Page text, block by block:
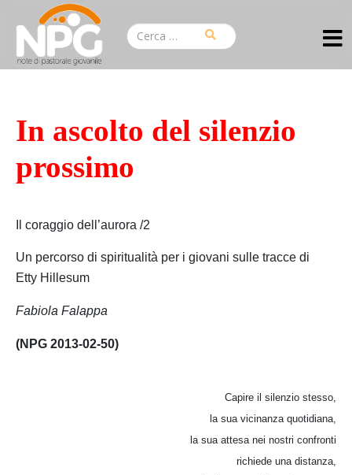
In ascolto del silenzio
prossimo
Il coraggio dell’aurora /2
Un percorso di spiritualità per i giovani sulle tracce di
Etty Hillesum
Fabiola Falappa
(NPG 2013-02-50)
Capire il silenzio stesso,
la sua vicinanza quotidiana,
la sua attesa nei nostri confronti
richiede una distanza,